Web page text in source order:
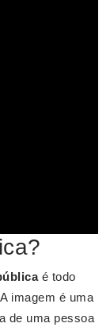
é todo
imagem é uma
de uma pessoa